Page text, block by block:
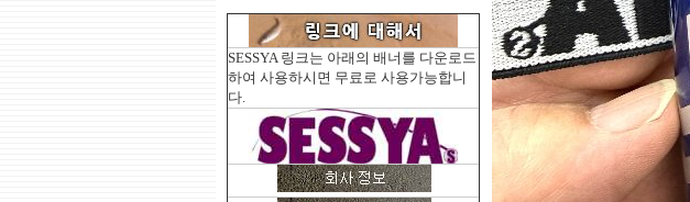
SESSYA 링크는 아래의 배너를 다운로드
하여 사용하시면 무료로 사용가능합니
다.